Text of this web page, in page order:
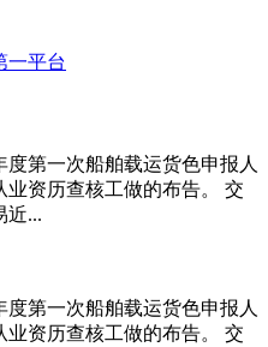
平台
度第一次船舶载运货色申报人
业资历查核工做的布告。 交
近...
度第一次船舶载运货色申报人
业资历查核工做的布告。 交